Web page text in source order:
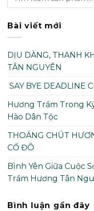
Bài viết mới
DỊU DÀNG, THANH
TÂN NGUYÊN
SAY BYE DEADLINE
Hương Trầm Trong
Hào Dân Tộc
THOÁNG CHÚT
CỐ ĐÔ
Bình Yên Giữa Cuộc
Trầm Hương Tân
Bình luận gần đây